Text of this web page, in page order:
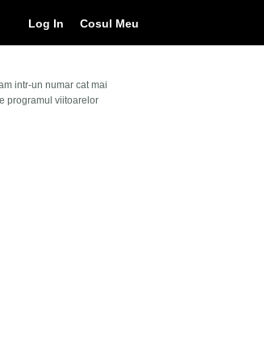
Cosul Meu
Log In
intr-un numar cat mai
programul viitoarelor